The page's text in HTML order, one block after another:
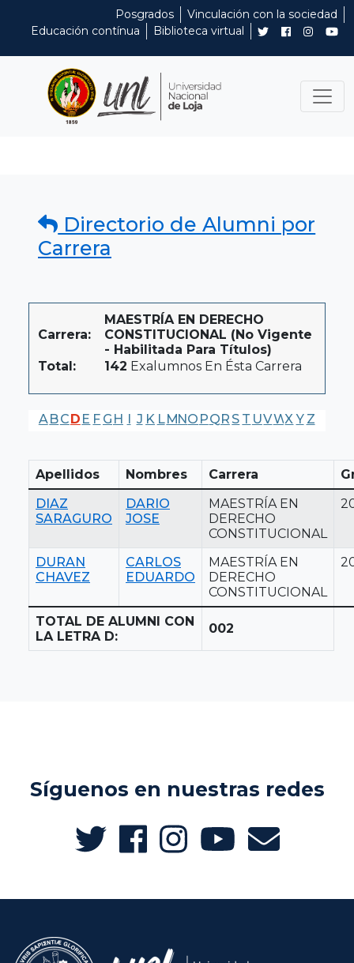
Posgrados
Vinculación con la sociedad
Educación contínua
Biblioteca virtual
Directorio de Alumni por
Carrera
Carrera:
MAESTRÍA EN DERECHO
CONSTITUCIONAL (No Vigente
- Habilitada Para Títulos)
Total:
142 Exalumnos En Ésta Carrera
A BCD E F G H I J K LMNO PQR S T UVWX Y Z
Apellidos Nombres Carrera
DIAZ
SARAGURO
DARIO
JOSE
MAESTRÍA EN
DERECHO
CONSTITUCIONAL
DURAN
CHAVEZ
CARLOS
EDUARDO
MAESTRÍA EN
DERECHO
CONSTITUCIONAL
TOTAL DE ALUMNI CON
LA LETRA D:
002
Síguenos en nuestras redes